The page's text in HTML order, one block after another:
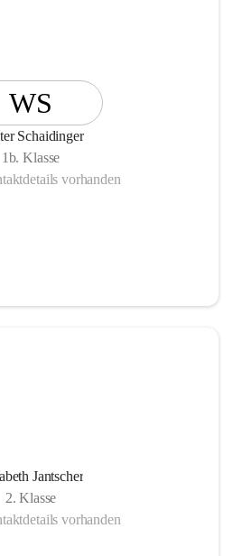
WS
Schaidinger
1b. Klasse
vorhanden
Jantscher
2. Klasse
vorhanden